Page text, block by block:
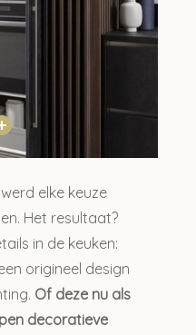
elke keuze
Het resultaat?
in de keuken:
origineel design
Of deze nu als
decoratieve